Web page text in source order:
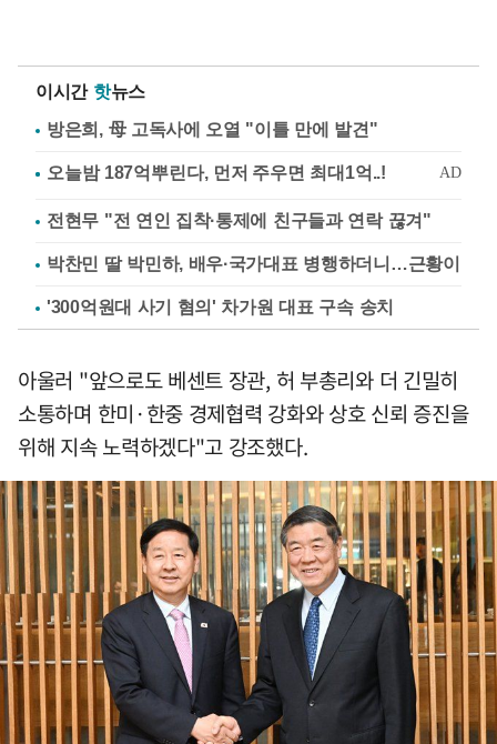
이시간 핫뉴스
방은희, 母 고독사에 오열 "이틀 만에 발견"
전현무 "전 연인 집착·통제에 친구들과 연락 끊겨"
박찬민 딸 박민하, 배우·국가대표 병행하더니…근황이
'300억원대 사기 혐의' 차가원 대표 구속 송치
아울러 "앞으로도 베센트 장관, 허 부총리와 더 긴밀히
소통하며 한미·한중 경제협력 강화와 상호 신뢰 증진을
위해 지속 노력하겠다"고 강조했다.